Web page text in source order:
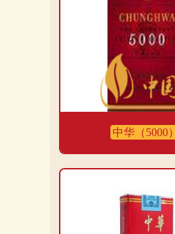
中华（5000）